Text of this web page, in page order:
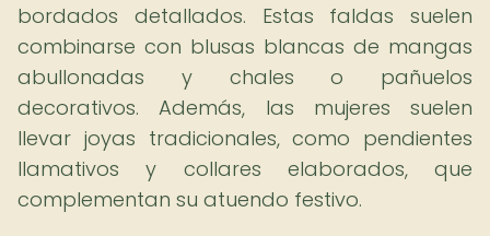
bordados detallados. Estas faldas suelen
combinarse con blusas blancas de mangas
abullonadas y chales o pañuelos
decorativos. Además, las mujeres suelen
llevar joyas tradicionales, como pendientes
llamativos y collares elaborados, que
complementan su atuendo festivo.